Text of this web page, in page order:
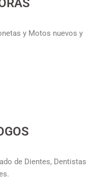
y Motos nuevos y
de Dientes, Dentistas